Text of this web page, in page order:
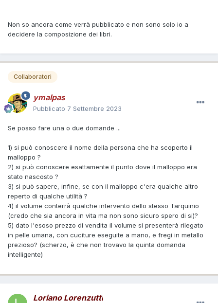
Non so ancora come verrà pubblicato e non sono solo io a
decidere la composizione dei libri.
Collaboratori
ymalpas
Pubblicato 7 Settembre 2023
Se posso fare una o due domande ...
1) si può conoscere il nome della persona che ha scoperto il
malloppo ?
2) si può conoscere esattamente il punto dove il malloppo era
stato nascosto ?
3) si può sapere, infine, se con il malloppo c'era qualche altro
reperto di qualche utilità ?
4) il volume conterrà qualche intervento dello stesso Tarquinio
(credo che sia ancora in vita ma non sono sicuro spero di si)?
5) dato l'esoso prezzo di vendita il volume si presenterà rilegato
in pelle umana, con cuciture eseguite a mano, e fregi in metallo
prezioso? (scherzo, è che non trovavo la quinta domanda
intelligente)
Loriano Lorenzutti